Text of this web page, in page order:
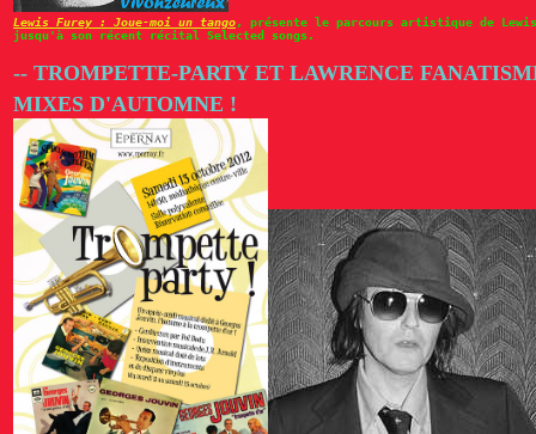
Lewis Furey : Joue-moi un tango, présente le parcours artistique de Lewis
jusqu'à son récent récital Selected songs.
-- TROMPETTE-PARTY ET LAWRENCE
MIXES D'AUTOMNE !